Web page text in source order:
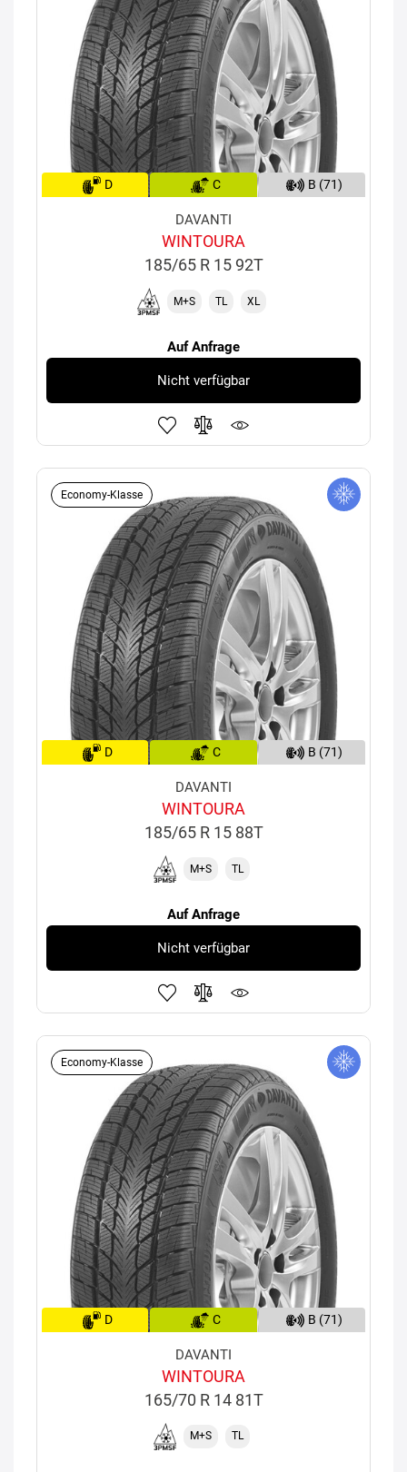
D C B (71)
DAVANTI
WINTOURA
185/65 R 15 92T
M+S TL XL
Auf Anfrage
Nicht verfügbar
Economy-Klasse
D C B (71)
DAVANTI
WINTOURA
185/65 R 15 88T
M+S TL
Auf Anfrage
Nicht verfügbar
Economy-Klasse
D C B (71)
DAVANTI
WINTOURA
165/70 R 14 81T
M+S TL